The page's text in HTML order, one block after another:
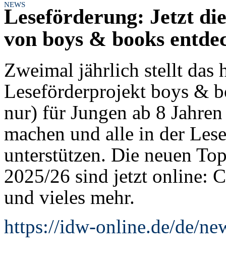
NEWS
Leseförderung: Jetzt
von boys & books
Zweimal jährlich stellt das
Leseförderprojekt boys &
nur) für Jungen ab 8
machen und alle in der
unterstützen. Die neuen
2025/26 sind jetzt online:
und vieles mehr.
https://idw-online.de/de/